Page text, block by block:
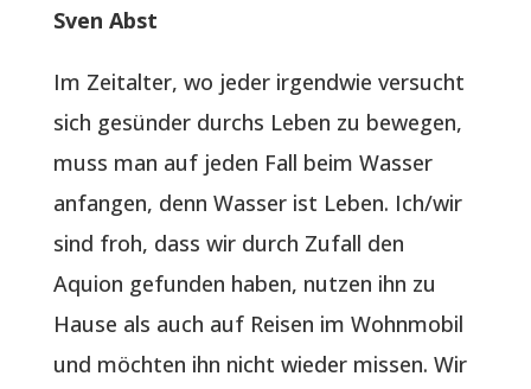
Sven Abst
Im Zeitalter, wo jeder irgendwie versucht
sich gesünder durchs Leben zu bewegen,
muss man auf jeden Fall beim Wasser
anfangen, denn Wasser ist Leben. Ich/wir
sind froh, dass wir durch Zufall den
Aquion gefunden haben, nutzen ihn zu
Hause als auch auf Reisen im Wohnmobil
und möchten ihn nicht wieder missen. Wir